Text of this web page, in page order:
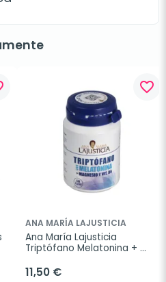
favorite_border
ANA MARÍA LAJUSTICIA
Ana María Lajusticia
Triptófano Melatonina +
comprimidos.
11,50 €